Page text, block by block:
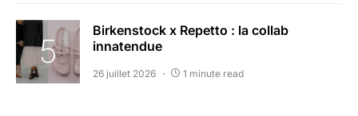
Birkenstock x Repetto : la collab
innatendue
26 juillet 2026 1 minute read